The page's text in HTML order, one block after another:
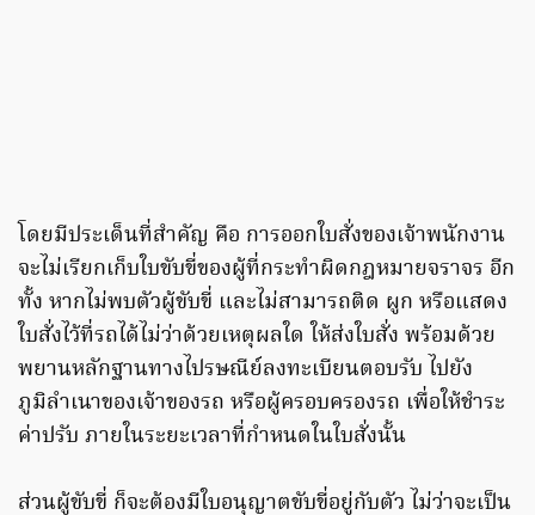
โดยมีประเด็นที่สำคัญ คือ การออกใบสั่งของเจ้าพนักงาน
จะไม่เรียกเก็บใบขับขี่ของผู้ที่กระทำผิดกฎหมายจราจร อีก
ทั้ง หากไม่พบตัวผู้ขับขี่ และไม่สามารถติด ผูก หรือแสดง
ใบสั่งไว้ที่รถได้ไม่ว่าด้วยเหตุผลใด ให้ส่งใบสั่ง พร้อมด้วย
พยานหลักฐานทางไปรษณีย์ลงทะเบียนตอบรับ ไปยัง
ภูมิลำเนาของเจ้าของรถ หรือผู้ครอบครองรถ เพื่อให้ชำระ
ค่าปรับ ภายในระยะเวลาที่กำหนดในใบสั่งนั้น
ส่วนผู้ขับขี่ ก็จะต้องมีใบอนุญาตขับขี่อยู่กับตัว ไม่ว่าจะเป็น